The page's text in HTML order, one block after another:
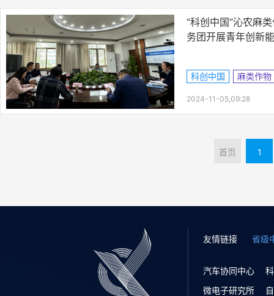
“科创中国”沁农麻
务团开展青年创新
科创中国 麻类作物
2024-11-05,09:28
首页 1
友情链接 省级
汽车协同中心
微电子研究所